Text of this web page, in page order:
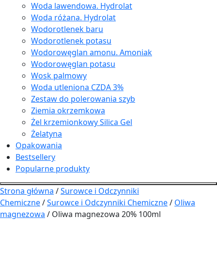
Woda lawendowa. Hydrolat
Woda różana. Hydrolat
Wodorotlenek baru
Wodorotlenek potasu
Wodorowęglan amonu. Amoniak
Wodorowęglan potasu
Wosk palmowy
Woda utleniona CZDA 3%
Zestaw do polerowania szyb
Ziemia okrzemkowa
Żel krzemionkowy Silica Gel
Żelatyna
Opakowania
Bestsellery
Popularne produkty
Strona główna /Surowce i Odczynniki
Chemiczne/Surowce i Odczynniki Chemiczne/ Oliwa
magnezowa / Oliwa magnezowa 20% 100ml